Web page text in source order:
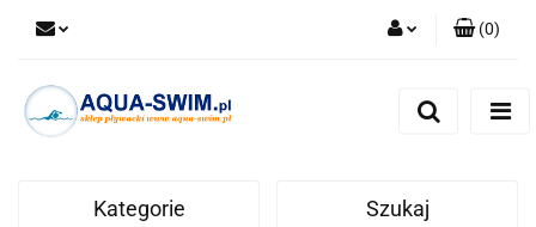
(0)
Kategorie Szukaj